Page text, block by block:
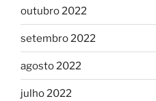
outubro 2022
setembro 2022
agosto 2022
julho 2022